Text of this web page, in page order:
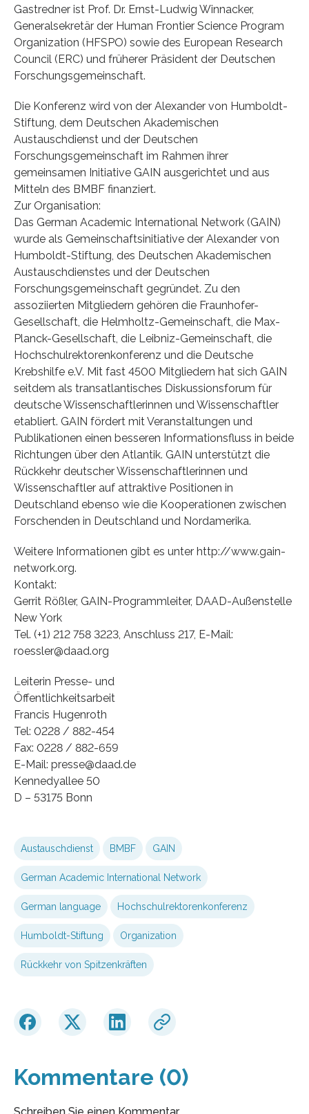
Gastredner ist Prof. Dr. Ernst-Ludwig Winnacker,
Generalsekretär der Human Frontier Science Program
Organization (HFSPO) sowie des European Research
Council (ERC) und früherer Präsident der Deutschen
Forschungsgemeinschaft.
Die Konferenz wird von der Alexander von Humboldt-
Stiftung, dem Deutschen Akademischen
Austauschdienst und der Deutschen
Forschungsgemeinschaft im Rahmen ihrer
gemeinsamen Initiative GAIN ausgerichtet und aus
Mitteln des BMBF finanziert.
Zur Organisation:
Das German Academic International Network (GAIN)
wurde als Gemeinschaftsinitiative der Alexander von
Humboldt-Stiftung, des Deutschen Akademischen
Austauschdienstes und der Deutschen
Forschungsgemeinschaft gegründet. Zu den
assoziierten Mitgliedern gehören die Fraunhofer-
Gesellschaft, die Helmholtz-Gemeinschaft, die Max-
Planck-Gesellschaft, die Leibniz-Gemeinschaft, die
Hochschulrektorenkonferenz und die Deutsche
Krebshilfe e.V. Mit fast 4500 Mitgliedern hat sich GAIN
seitdem als transatlantisches Diskussionsforum für
deutsche Wissenschaftlerinnen und Wissenschaftler
etabliert. GAIN fördert mit Veranstaltungen und
Publikationen einen besseren Informationsfluss in beide
Richtungen über den Atlantik. GAIN unterstützt die
Rückkehr deutscher Wissenschaftlerinnen und
Wissenschaftler auf attraktive Positionen in
Deutschland ebenso wie die Kooperationen zwischen
Forschenden in Deutschland und Nordamerika.
Weitere Informationen gibt es unter http://www.gain-
network.org.
Kontakt:
Gerrit Rößler, GAIN-Programmleiter, DAAD-Außenstelle
New York
Tel. (+1) 212 758 3223, Anschluss 217, E-Mail:
roessler@daad.org
Leiterin Presse- und
Öffentlichkeitsarbeit
Francis Hugenroth
Tel: 0228 / 882-454
Fax: 0228 / 882-659
E-Mail: presse@daad.de
Kennedyallee 50
D – 53175 Bonn
Austauschdienst BMBF GAIN
German Academic International Network
German language Hochschulrektorenkonferenz
Humboldt-Stiftung Organization
Rückkehr von Spitzenkräften
Kommentare (0)
Schreiben Sie einen Kommentar